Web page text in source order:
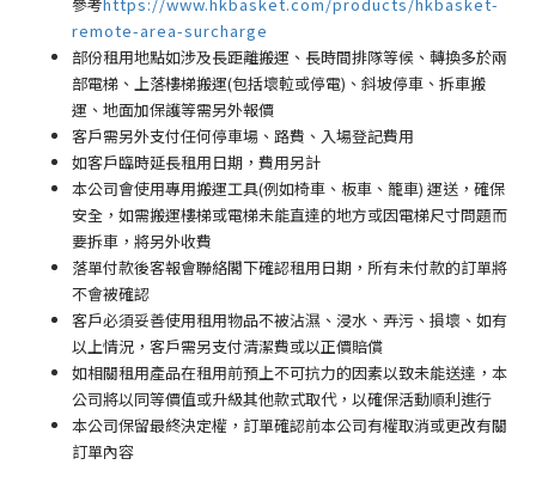
remote-area-surcharge
部份租用地點如涉及長距離搬運、長時間排隊等候、轉換多於兩
部電梯、上落樓梯搬運(包括壞𨋢或停電)、斜坡停車、拆車搬
運、地面加保護等需另外報價
客戶需另外支付任何停車場 、路費、入場登記費用
如客戶臨時延長租用日期，費用另計
本公司會使用專用搬運工具(例如椅車、板車、籠車) 運送，確保
安全，如需搬運樓梯或電梯未能直達的地方或因電梯尺寸問題而
要拆車，將另外收費
落單付款後客報會聯絡閣下確認租用日期，所有未付款的訂單將
不會被確認
客戶必須妥善使用租用物品不被沾濕、浸水、弄污、損壞、如有
以上情況，客戶需另支付清潔費或以正價賠償
如相關租用產品在租用前預上不可抗力的因素以致未能送達，本
公司將以同等價值或升級其他款式取代，以確保活動順利進行
本公司保留最終決定權，訂單確認前本公司有權取消或更改有關
訂單內容